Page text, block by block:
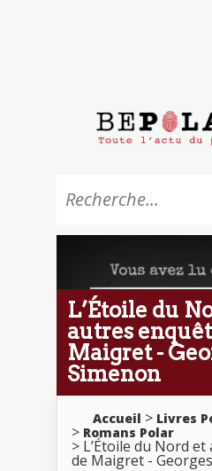
L’Étoile du
autres
Maigret -
Simenon
Accueil
Livres
Romans Polar
L’Étoile du Nord
de Maigret -